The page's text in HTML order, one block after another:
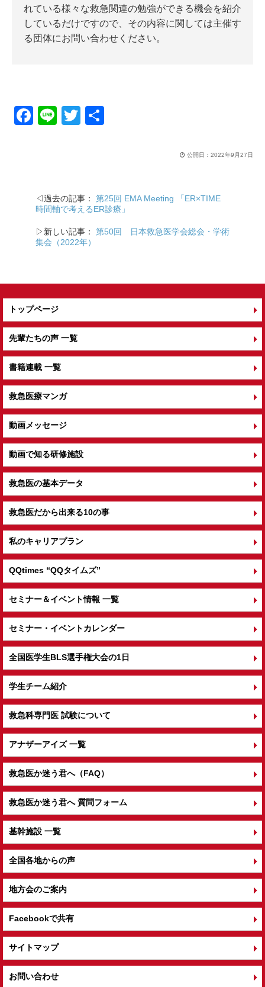
れている様々な救急関連の勉強ができる機会を紹介
しているだけですので、その内容に関しては主催す
る団体にお問い合わせください。
F
b
o
o
k
Li
T
公開日： 2022年9月27日
◁過去の記事： 第25回 EMA Meeting 「ER×TIME
時間軸で考えるER診療」
▷新しい記事： 第50回 日本救急医学会総会・学術
集会（2022年）
トップページ
先輩たちの声 一覧
書籍連載 一覧
救急医療マンガ
動画メッセージ
動画で知る研修施設
救急医の基本データ
救急医だから出来る10の事
私のキャリアプラン
QQtimes “QQタイムズ”
セミナー＆イベント情報 一覧
セミナー・イベントカレンダー
全国医学生BLS選手権大会の1日
学生チーム紹介
救急科専門医 試験について
アナザーアイズ 一覧
救急医か迷う君へ（FAQ）
救急医か迷う君へ 質問フォーム
基幹施設 一覧
全国各地からの声
地方会のご案内
Facebookで共有
サイトマップ
お問い合わせ